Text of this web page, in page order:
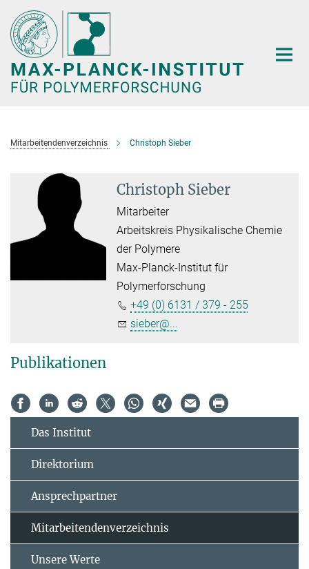
Hauptinhalt
Mitarbeitendenverzeichnis Christoph Sieber
Christoph Sieber
Mitarbeiter
Arbeitskreis Physikalische Chemie
der Polymere
Max-Planck-Institut für
Polymerforschung
+49 (0) 6131 / 379 - 255
sieber@...
Publikationen
Das Institut
Direktorium
Ansprechpartner
Mitarbeitendenverzeichnis
Unsere Werte